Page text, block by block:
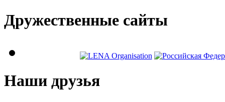
Дружественные сайты
Наши друзья